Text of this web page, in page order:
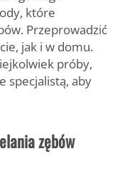
które
Przeprowadzić
jak i w domu.
próby,
specjalistą, aby
zębów